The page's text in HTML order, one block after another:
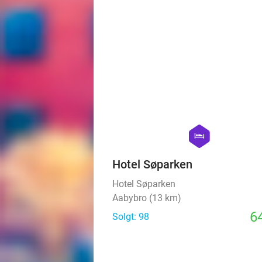
hexagon
hotel
Hotel Søparken
Hotel Søparken
Aabybro (13 km)
Solgt: 98